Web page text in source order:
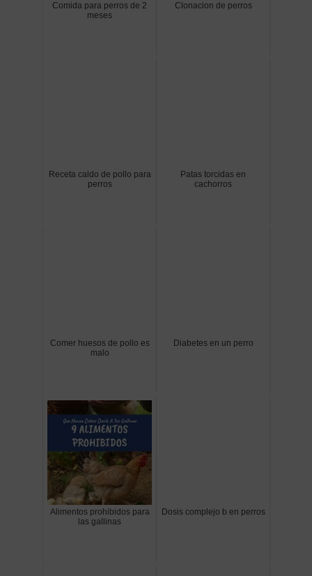
Comida para perros de 2
meses
Clonacion de perros
Receta caldo de pollo para
perros
Patas torcidas en
cachorros
Comer huesos de pollo es
malo
Diabetes en un perro
Alimentos prohibidos para
las gallinas
Dosis complejo b en perros